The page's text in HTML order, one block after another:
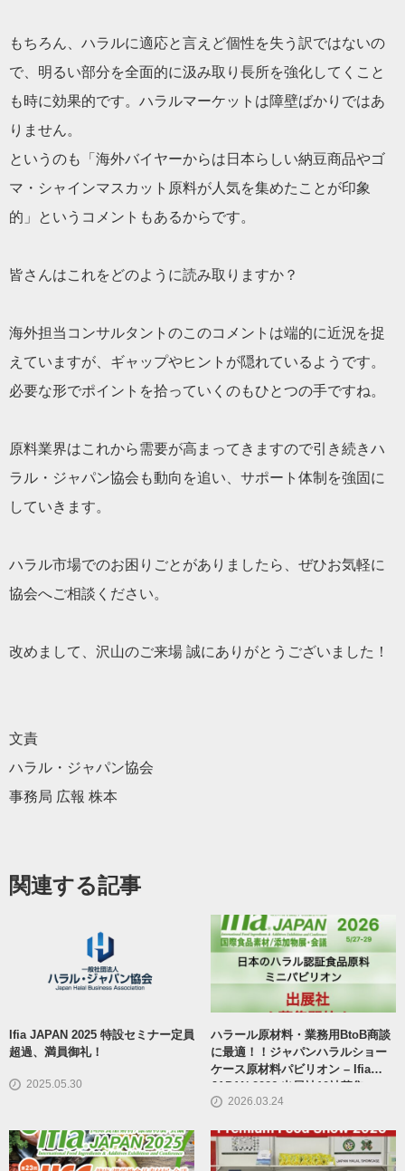
もちろん、ハラルに適応と言えど個性を失う訳ではないの
で、明るい部分を全面的に汲み取り長所を強化してくこと
も時に効果的です。ハラルマーケットは障壁ばかりではあ
りません。
というのも「海外バイヤーからは日本らしい納豆商品やゴ
マ・シャインマスカット原料が人気を集めたことが印象
的」というコメントもあるからです。
皆さんはこれをどのように読み取りますか？
海外担当コンサルタントのこのコメントは端的に近況を捉
えていますが、ギャップやヒントが隠れているようです。
必要な形でポイントを拾っていくのもひとつの手ですね。
原料業界はこれから需要が高まってきますので引き続きハ
ラル・ジャパン協会も動向を追い、サポート体制を強固に
していきます。
ハラル市場でのお困りごとがありましたら、ぜひお気軽に
協会へご相談ください。
改めまして、沢山のご来場 誠にありがとうございました！
文責
ハラル・ジャパン協会
事務局 広報 株本
関連する記事
Ifia JAPAN 2025 特設セミナー定員
超過、満員御礼！
2025.05.30
ハラール原材料・業務用BtoB商談
に最適！！ジャパンハラルショー
ケース原材料パビリオン – Ifia
JAPAN 2026 出展社10社募集
2026.03.24